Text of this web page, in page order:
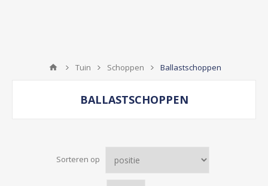
Tuin Schoppen Ballastschoppen
BALLASTSCHOPPEN
Sorteren op